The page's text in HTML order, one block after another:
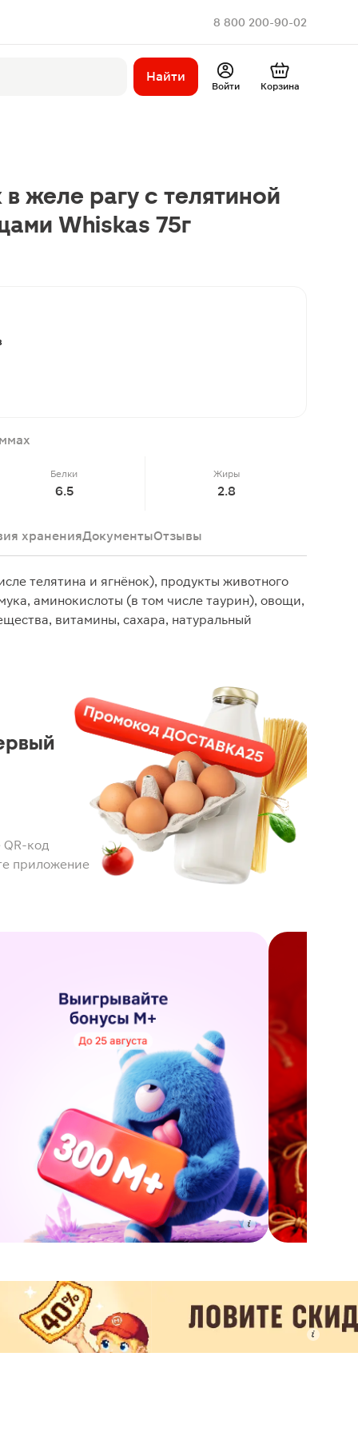
8 800 200-90-02
Найти
Войти Корзина
желе рагу с телятиной
Whiskas 75г
Белки
6.5
Жиры
2.8
храненияДокументыОтзывы
телятина и ягнёнок), продукты животного
аминокислоты (в том числе таурин), овощи,
витамины, сахара, натуральный
код
приложение